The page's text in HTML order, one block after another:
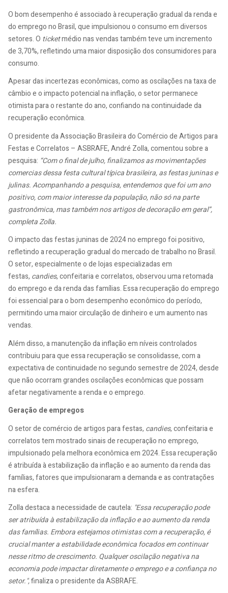
O bom desempenho é associado à recuperação gradual da renda e
do emprego no Brasil, que impulsionou o consumo em diversos
setores. O ticketmédio nas vendas também teve um incremento
de 3,70%, refletindo uma maior disposição dos consumidores para
consumo.
Apesar das incertezas econômicas, como as oscilações na taxa de
câmbio e o impacto potencial na inflação, o setor permanece
otimista para o restante do ano, confiando na continuidade da
recuperação econômica.
O presidente da Associação Brasileira do Comércio de Artigos para
Festas e Correlatos – ASBRAFE, André Zolla, comentou sobre a
pesquisa: “Com o final de julho, finalizamos as movimentações
comercias dessa festa cultural típica brasileira, as festas juninas e
julinas. Acompanhando a pesquisa, entendemos que foi um ano
positivo, com maior interesse da população, não só na parte
gastronômica, mas também nos artigos de decoração em geral”,
completa Zolla.
O impacto das festas juninas de 2024 no emprego foi positivo,
refletindo a recuperação gradual do mercado de trabalho no Brasil.
O setor, especialmente o de lojas especializadas em
festas, candies, confeitaria e correlatos, observou uma retomada
do emprego e da renda das famílias. Essa recuperação do emprego
foi essencial para o bom desempenho econômico do período,
permitindo uma maior circulação de dinheiro e um aumento nas
vendas.
Além disso, a manutenção da inflação em níveis controlados
contribuiu para que essa recuperação se consolidasse, com a
expectativa de continuidade no segundo semestre de 2024, desde
que não ocorram grandes oscilações econômicas que possam
afetar negativamente a renda e o emprego.
Geração de empregos
O setor de comércio de artigos para festas, candies, confeitaria e
correlatos tem mostrado sinais de recuperação no emprego,
impulsionado pela melhora econômica em 2024. Essa recuperação
é atribuída à estabilização da inflação e ao aumento da renda das
famílias, fatores que impulsionaram a demanda e as contratações
na esfera.
Zolla destaca a necessidade de cautela: "Essa recuperação pode
ser atribuída à estabilização da inflação e ao aumento da renda
das famílias. Embora estejamos otimistas com a recuperação, é
crucial manter a estabilidade econômica focados em continuar
nesse ritmo de crescimento. Qualquer oscilação negativa na
economia pode impactar diretamente o emprego e a confiança no
setor.",finaliza o presidente da ASBRAFE.